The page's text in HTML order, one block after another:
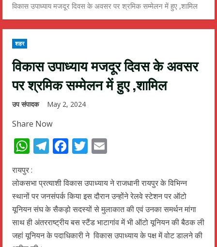
विकास उपाध्याय मजदूर दिवस के अवसर पर श्रमिक सम्मेलन में हुए ,शामिल
शहर
विकास उपाध्याय मजदूर दिवस के अवसर
पर श्रमिक सम्मेलन में हुए ,शामिल
उप संपादक May 2, 2024
Share Now
WhatsApp
Telegram
Facebook
Twitter
रायपुर :
लोकसभा प्रत्याशी विकास उपाध्याय ने राजधानी रायपुर के विभिन्न
स्थानों पर जनसंपर्क किया इस दौरान उन्होंने रेलवे स्टेशन पर ऑटो
यूनियन संघ के सैकड़ो सदस्यों से मुलाकात की एवं उनका समर्थन मांगा
साथ ही अंतरराष्ट्रीय बस स्टैंड भाटागांव में भी ऑटो यूनियन की बैठक ली
जहां यूनियन के पदाधिकारी ने विकास उपाध्याय के पक्ष में वोट डालने की